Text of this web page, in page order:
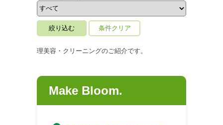
条件クリア
理美容・クリーニングのご紹介です。
Make Bloom.